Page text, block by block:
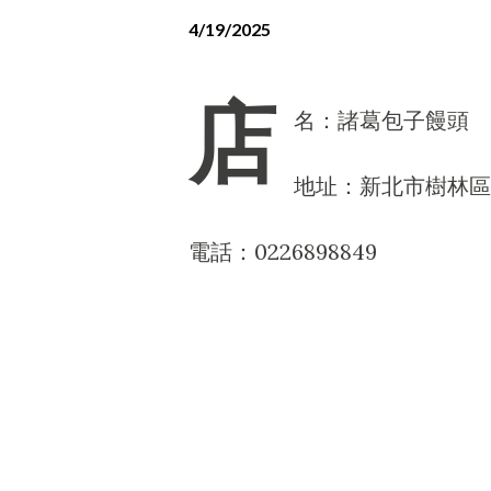
4/19/2025
店 名：諸葛包子饅頭
地址：新北市樹林
電話：0226898849